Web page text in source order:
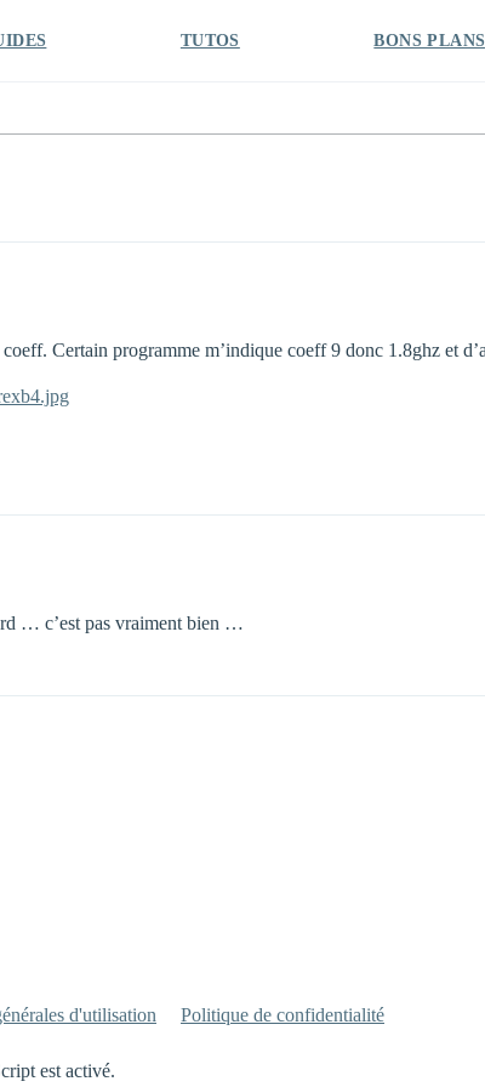
TUTOS BONS PLANS
Certain programme m’indique coeff 9 donc 1.8ghz et
… c’est pas vraiment bien …
d'utilisation Politique de confidentialité
est activé.